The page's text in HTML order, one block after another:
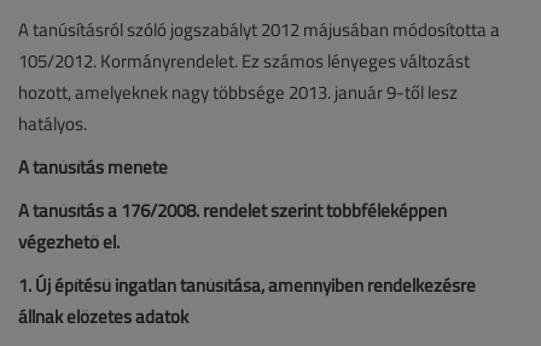
A tanúsításról szóló jogszabályt 2012 májusában módosította a
105/2012. Kormányrendelet. Ez számos lényeges változást
hozott, amelyeknek nagy többsége 2013. január 9-től lesz
hatályos.
A tanúsítás menete
A tanúsítás a 176/2008. rendelet szerint többféleképpen
végezhető el.
1. Új építésű ingatlan tanúsítása, amennyiben rendelkezésre
állnak előzetes adatok